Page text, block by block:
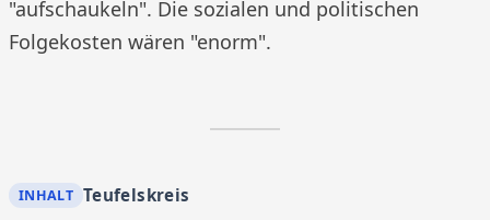
"aufschaukeln". Die sozialen und politischen
Folgekosten wären "enorm".
Teufelskreis